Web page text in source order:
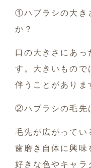
①ハブラシの大き
か？
口の大きさにあっ
す。大きいもので
伴うことがありま
②ハブラシの毛先
毛先が広がってい
歯磨き自体に興味
好きな色やキャラ